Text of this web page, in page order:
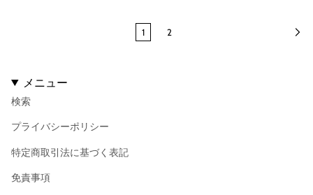
1 2
メニュー
検索
プライバシーポリシー
特定商取引法に基づく表記
免責事項